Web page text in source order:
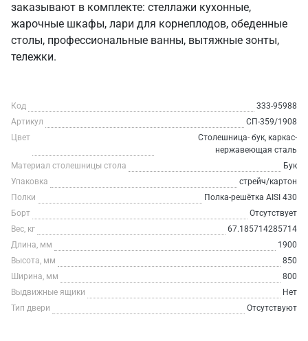
заказывают в комплекте: стеллажи кухонные,
жарочные шкафы, лари для корнеплодов, обеденные
столы, профессиональные ванны, вытяжные зонты,
тележки.
Код
333-95988
Артикул
СП-359/1908
Цвет
Столешница- бук, каркас-
нержавеющая сталь
Материал столешницы стола
Бук
Упаковка
стрейч/картон
Полки
Полка-решётка AISI 430
Борт
Отсутствует
Вес, кг
67.185714285714
Длина, мм
1900
Высота, мм
850
Ширина, мм
800
Выдвижные ящики
Нет
Тип двери
Отсутствуют